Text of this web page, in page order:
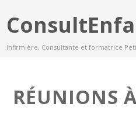
Infirmière, Consultante et formatrice
RÉUNIONS